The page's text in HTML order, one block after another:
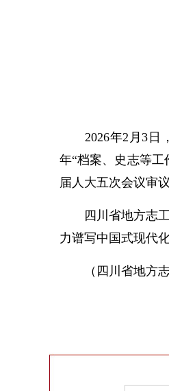
2026年2月3日，
年“档案、史志等工
届人大五次会议审
四川省地方志工
力谱写中国式现代
（四川省地方志